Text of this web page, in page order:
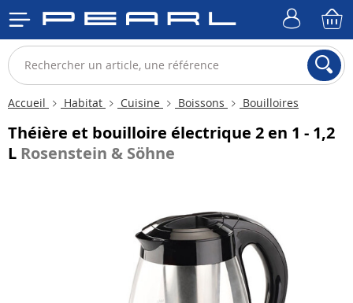
Accueil Habitat Cuisine Boissons Bouilloires
Théière et bouilloire électrique 2 en 1 - 1,2
L Rosenstein & Söhne